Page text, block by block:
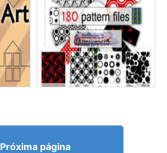
Próxima página